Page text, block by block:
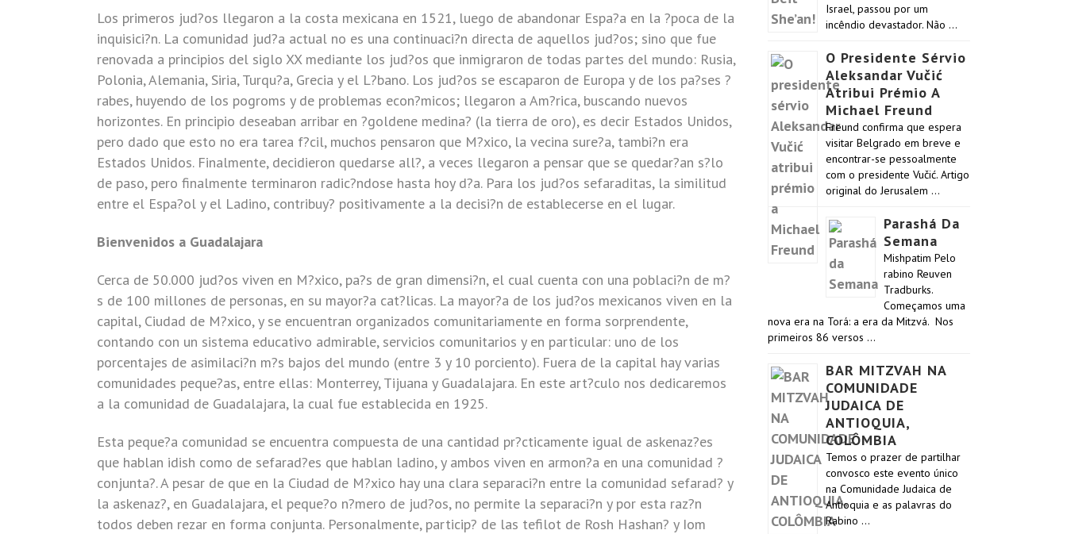
Los primeros jud?os llegaron a la costa mexicana en 1521, luego de abandonar Espa?a en la ?poca de la
inquisici?n. La comunidad jud?a actual no es una continuaci?n directa de aquellos jud?os; sino que fue
renovada a principios del siglo XX mediante los jud?os que inmigraron de todas partes del mundo: Rusia,
Polonia, Alemania, Siria, Turqu?a, Grecia y el L?bano. Los jud?os se escaparon de Europa y de los pa?ses ?
rabes, huyendo de los pogroms y de problemas econ?micos; llegaron a Am?rica, buscando nuevos
horizontes. En principio deseaban arribar en ?goldene medina? (la tierra de oro), es decir Estados Unidos,
pero dado que esto no era tarea f?cil, muchos pensaron que M?xico, la vecina sure?a, tambi?n era
Estados Unidos. Finalmente, decidieron quedarse all?, a veces llegaron a pensar que se quedar?an s?lo
de paso, pero finalmente terminaron radic?ndose hasta hoy d?a. Para los jud?os sefaraditas, la similitud
entre el Espa?ol y el Ladino, contribuy? positivamente a la decisi?n de establecerse en el lugar.
Bienvenidos a Guadalajara
Cerca de 50.000 jud?os viven en M?xico, pa?s de gran dimensi?n, el cual cuenta con una poblaci?n de m?
s de 100 millones de personas, en su mayor?a cat?licas. La mayor?a de los jud?os mexicanos viven en la
capital, Ciudad de M?xico, y se encuentran organizados comunitariamente en forma sorprendente,
contando con un sistema educativo admirable, servicios comunitarios y en particular: uno de los
porcentajes de asimilaci?n m?s bajos del mundo (entre 3 y 10 porciento). Fuera de la capital hay varias
comunidades peque?as, entre ellas: Monterrey, Tijuana y Guadalajara. En este art?culo nos dedicaremos
a la comunidad de Guadalajara, la cual fue establecida en 1925.
Esta peque?a comunidad se encuentra compuesta de una cantidad pr?cticamente igual de askenaz?es
que hablan idish como de sefarad?es que hablan ladino, y ambos viven en armon?a en una comunidad ?
conjunta?. A pesar de que en la Ciudad de M?xico hay una clara separaci?n entre la comunidad sefarad? y
la askenaz?, en Guadalajara, el peque?o n?mero de jud?os, no permite la separaci?n y por esta raz?n
todos deben rezar en forma conjunta. Personalmente, particip? de las tefilot de Rosh Hashan? y Iom
Israel, passou por um
incêndio devastador. Não …
O Presidente Sérvio
Aleksandar Vučić
Atribui Prémio A
Michael Freund
Freund confirma que espera
visitar Belgrado em breve e
encontrar-se pessoalmente
com o presidente Vučić. Artigo
original do Jerusalem …
Parashá Da
Semana
Mishpatim Pelo
rabino Reuven
Tradburks.
Começamos uma
nova era na Torá: a era da Mitzvá. Nos
primeiros 86 versos …
BAR MITZVAH NA
COMUNIDADE
JUDAICA DE
ANTIOQUIA,
COLÔMBIA
Temos o prazer de partilhar
convosco este evento único
na Comunidade Judaica de
Antioquia e as palavras do
Rabino …